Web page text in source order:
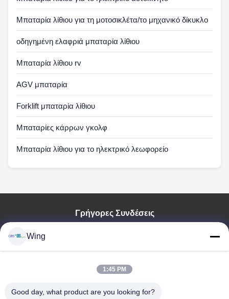
Μπαταρία λίθιου για τη μοτοσικλέτα/το μηχανικό δίκυκλο
οδηγημένη ελαφριά μπαταρία λίθιου
Μπαταρία λίθιου rv
AGV μπαταρία
Forklift μπαταρία λίθιου
Μπαταρίες κάρρων γκολφ
Μπαταρία λίθιου για το ηλεκτρικό λεωφορείο
Γρήγορες Συνδέσεις
Εμφάνιση VR
Επισκέψεις Στο Εργοστάσιο
Wing
1:45 PM
Good day, what product are you looking for?